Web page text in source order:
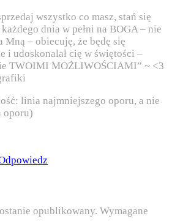
wszystko co masz, stań się
dnia w pełni na BOGA – nie
Mną – obiecuję, że będę się
i udoskonalał cię w świętości –
TWOIMI MOŻLIWOŚCIAMI” ~ <3
linia najmniejszego oporu, a nie
oporu)
opublikowany. Wymagane